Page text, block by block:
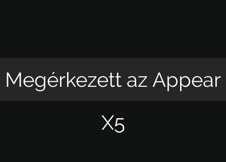
Megérkezett az Appear
X5